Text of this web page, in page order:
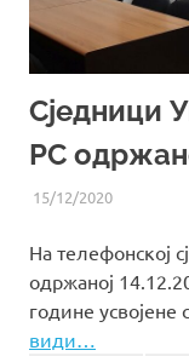
Сједници
РС
15/12/2020UREDNIK
ВИЈЕСТИ
На телефонској
одржаној
године
види…